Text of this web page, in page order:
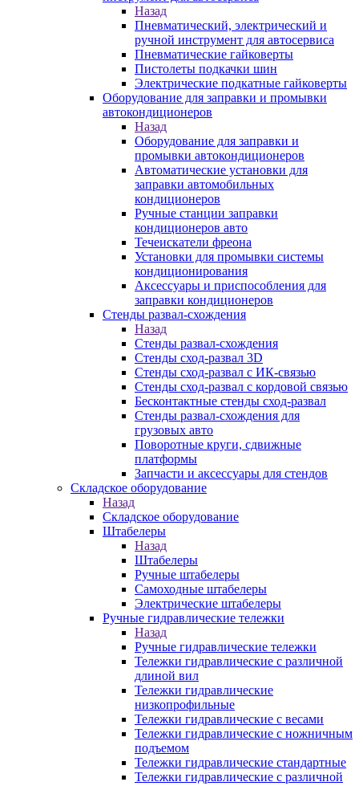
Назад
Пневматический, электрический и
ручной инструмент для автосервиса
Пневматические гайковерты
Пистолеты подкачки шин
Электрические подкатные гайковерты
Оборудование для заправки и промывки
автокондиционеров
Назад
Оборудование для заправки и
промывки автокондиционеров
Автоматические установки для
заправки автомобильных
кондиционеров
Ручные станции заправки
кондиционеров авто
Течеискатели фреона
Установки для промывки системы
кондиционирования
Аксессуары и приспособления для
заправки кондиционеров
Стенды развал-схождения
Назад
Стенды развал-схождения
Стенды сход-развал 3D
Стенды сход-развал с ИК-связью
Стенды сход-развал с кордовой связью
Бесконтактные стенды сход-развал
Стенды развал-схождения для
грузовых авто
Поворотные круги, сдвижные
платформы
Запчасти и аксессуары для стендов
Складское оборудование
Назад
Складское оборудование
Штабелеры
Назад
Штабелеры
Ручные штабелеры
Самоходные штабелеры
Электрические штабелеры
Ручные гидравлические тележки
Назад
Ручные гидравлические тележки
Тележки гидравлические с различной
длиной вил
Тележки гидравлические
низкопрофильные
Тележки гидравлические с весами
Тележки гидравлические с ножничным
подъемом
Тележки гидравлические стандартные
Тележки гидравлические с различной